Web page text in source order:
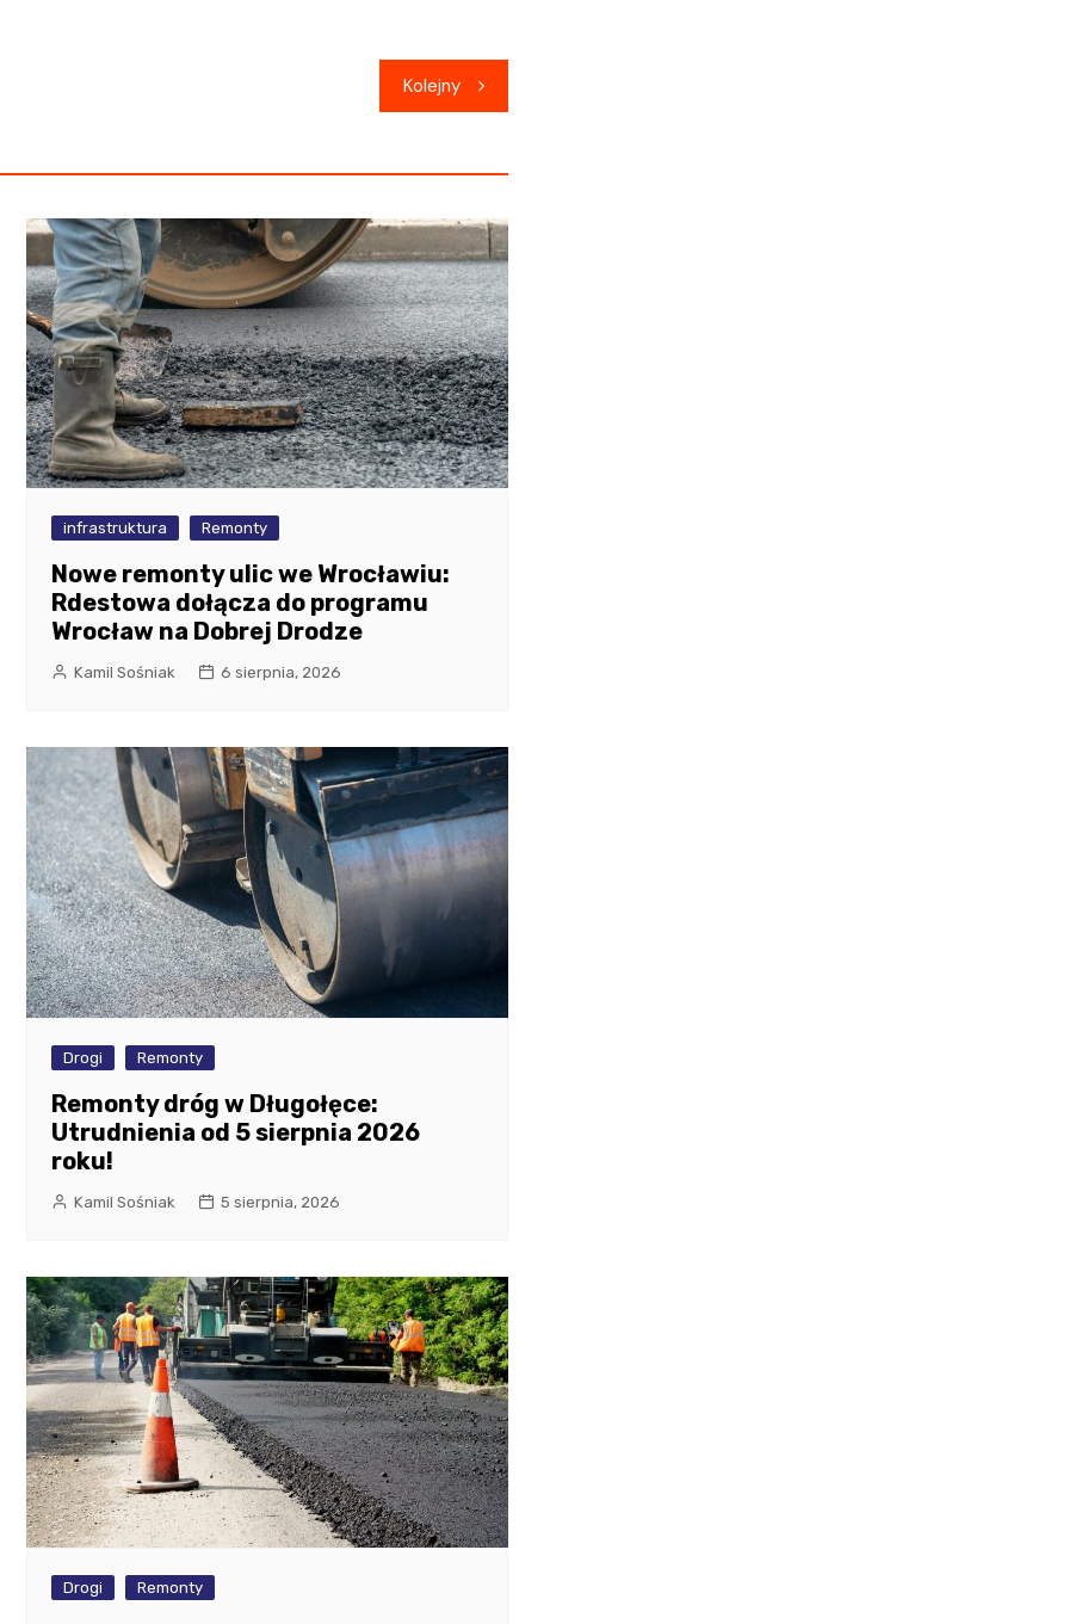
Kolejny
infrastruktura Remonty
Nowe remonty ulic we Wrocławiu:
Rdestowa dołącza do programu
Wrocław na Dobrej Drodze
Kamil Sośniak 6 sierpnia, 2026
Drogi Remonty
Remonty dróg w Długołęce:
Utrudnienia od 5 sierpnia 2026
roku!
Kamil Sośniak 5 sierpnia, 2026
Drogi Remonty